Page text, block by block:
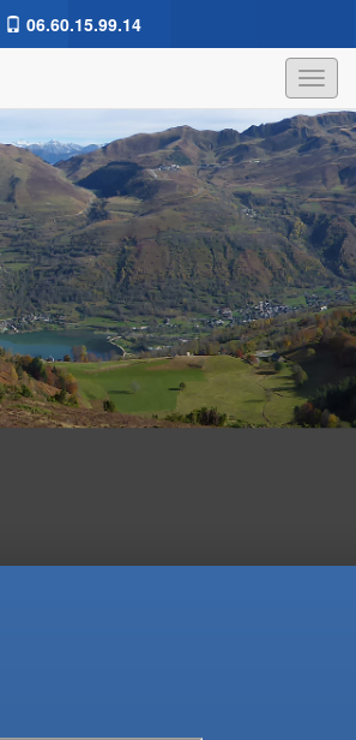
06.60.15.99.14